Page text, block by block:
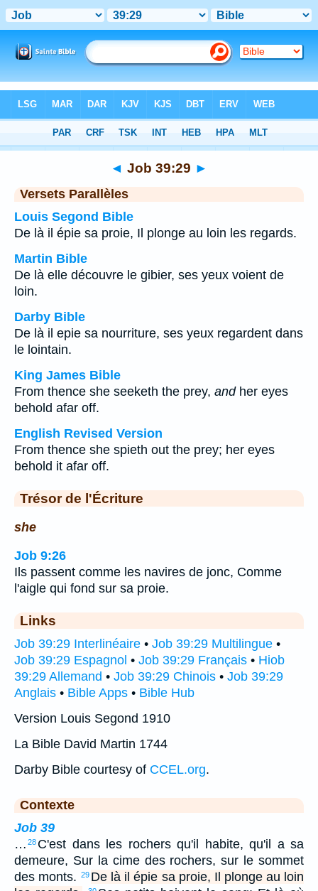
Chapitre 39 > Verset 29
◄ Job 39:29 ►
Versets Parallèles
Louis Segond Bible
De là il épie sa proie, Il plonge au loin les regards.
Martin Bible
De là elle découvre le gibier, ses yeux voient de
loin.
Darby Bible
De là il epie sa nourriture, ses yeux regardent dans
le lointain.
King James Bible
From thence she seeketh the prey, andher eyes
behold afar off.
English Revised Version
From thence she spieth out the prey; her eyes
behold it afar off.
Trésor de l'Écriture
she
Job 9:26
Ils passent comme les navires de jonc, Comme
l'aigle qui fond sur sa proie.
Links
Job 39:29 Interlinéaire • Job 39:29 Multilingue •
Job 39:29 Espagnol • Job 39:29 Français • Hiob
39:29 Allemand • Job 39:29 Chinois • Job 39:29
Anglais • Bible Apps • Bible Hub
Version Louis Segond 1910
La Bible David Martin 1744
Darby Bible courtesy of CCEL.org.
Contexte
Job 39
… 28 C'est dans les rochers qu'il habite, qu'il a sa
demeure, Sur la cime des rochers, sur le sommet
des monts. 29 De là il épie sa proie, Il plonge au loin